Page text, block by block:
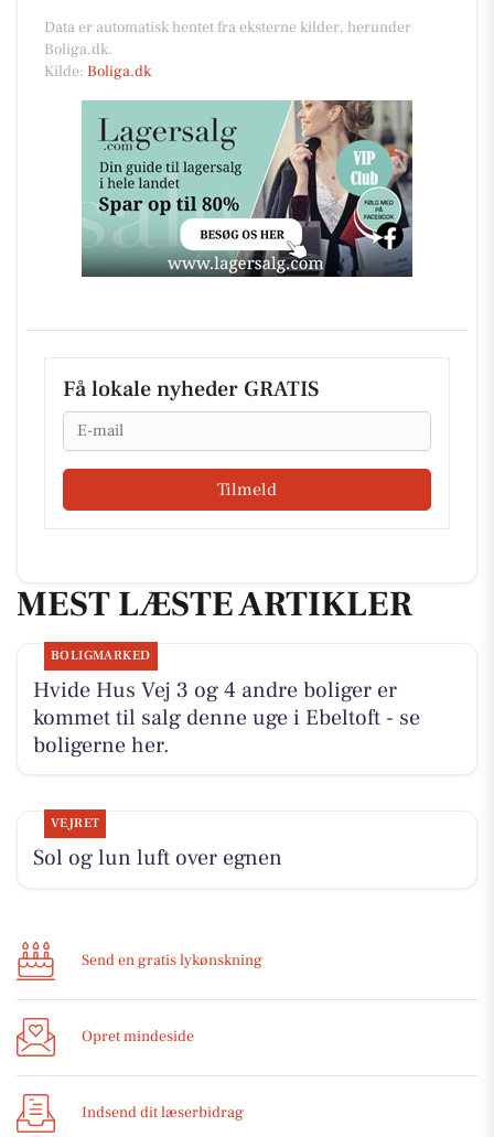
Data er automatisk hentet fra eksterne kilder, herunder
Boliga.dk.
Kilde: Boliga.dk
Få lokale nyheder GRATIS
Email
Tilmeld
MEST LÆSTE ARTIKLER
BOLIGMARKED
Hvide Hus Vej 3 og 4 andre boliger er
kommet til salg denne uge i Ebeltoft - se
boligerne her.
VEJRET
Sol og lun luft over egnen
Send en gratis lykønskning
Opret mindeside
Indsend dit læserbidrag